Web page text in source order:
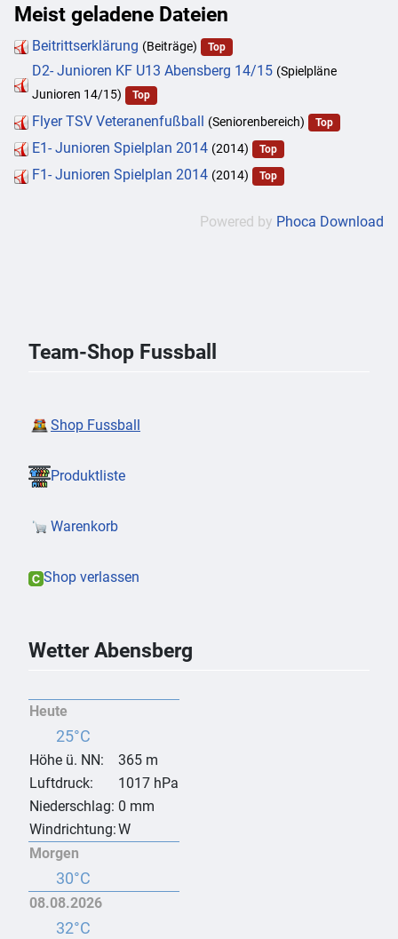
Meist geladene Dateien
Beitrittserklärung (Beiträge) Top
D2- Junioren KF U13 Abensberg 14/15 (Spielpläne
Junioren 14/15)
Top
Flyer TSV Veteranenfußball (Seniorenbereich) Top
E1- Junioren Spielplan 2014 (2014) Top
F1- Junioren Spielplan 2014 (2014) Top
Powered by Phoca Download
Team-Shop Fussball
Shop Fussball
Produktliste
Warenkorb
Shop verlassen
Wetter Abensberg
Heute
25°C
Höhe ü. NN:
365 m
Luftdruck:
1017 hPa
Niederschlag: 0 mm
Windrichtung:W
Morgen
30°C
08.08.2026
32°C